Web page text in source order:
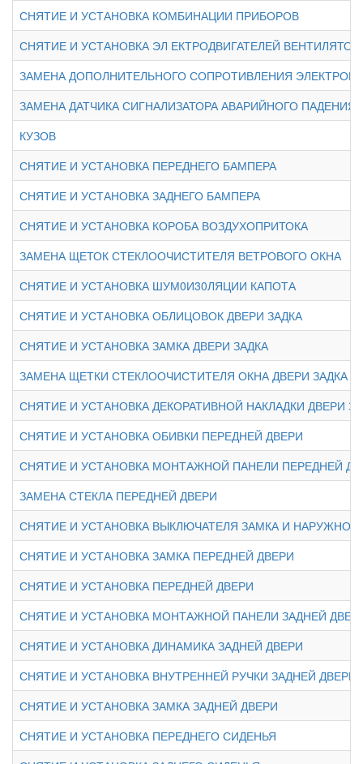
СНЯТИЕ И УСТАНОВКА КОМБИНАЦИИ ПРИБОРОВ
СНЯТИЕ И УСТАНОВКА ЭЛ ЕКТРОДВИГАТЕЛЕЙ
ЗАМЕНА ДОПОЛНИТЕЛЬНОГО СОПРОТИВЛЕНИЯ
ЗАМЕНА ДАТЧИКА СИГНАЛИЗАТОРА АВАРИЙНОГО ПАДЕНИЯ
КУЗОВ
СНЯТИЕ И УСТАНОВКА ПЕРЕДНЕГО БАМПЕРА
СНЯТИЕ И УСТАНОВКА ЗАДНЕГО БАМПЕРА
СНЯТИЕ И УСТАНОВКА КОРОБА ВОЗДУХОПРИТОКА
ЗАМЕНА ЩЕТОК СТЕКЛООЧИСТИТЕЛЯ ВЕТРОВОГО ОКНА
СНЯТИЕ И УСТАНОВКА ШУМ0И30ЛЯЦИИ КАПОТА
СНЯТИЕ И УСТАНОВКА ОБЛИЦОВОК ДВЕРИ ЗАДКА
СНЯТИЕ И УСТАНОВКА ЗАМКА ДВЕРИ ЗАДКА
ЗАМЕНА ЩЕТКИ СТЕКЛООЧИСТИТЕЛЯ ОКНА ДВЕРИ ЗАДКА
СНЯТИЕ И УСТАНОВКА ДЕКОРАТИВНОЙ НАКЛАДКИ ДВЕРИ
СНЯТИЕ И УСТАНОВКА ОБИВКИ ПЕРЕДНЕЙ ДВЕРИ
СНЯТИЕ И УСТАНОВКА МОНТАЖНОЙ ПАНЕЛИ ПЕРЕДНЕЙ
ЗАМЕНА СТЕКЛА ПЕРЕДНЕЙ ДВЕРИ
СНЯТИЕ И УСТАНОВКА ВЫКЛЮЧАТЕЛЯ ЗАМКА И НАРУЖНОЙ
СНЯТИЕ И УСТАНОВКА ЗАМКА ПЕРЕДНЕЙ ДВЕРИ
СНЯТИЕ И УСТАНОВКА ПЕРЕДНЕЙ ДВЕРИ
СНЯТИЕ И УСТАНОВКА МОНТАЖНОЙ ПАНЕЛИ ЗАДНЕЙ
СНЯТИЕ И УСТАНОВКА ДИНАМИКА ЗАДНЕЙ ДВЕРИ
СНЯТИЕ И УСТАНОВКА ВНУТРЕННЕЙ РУЧКИ ЗАДНЕЙ ДВЕРИ
СНЯТИЕ И УСТАНОВКА ЗАМКА ЗАДНЕЙ ДВЕРИ
СНЯТИЕ И УСТАНОВКА ПЕРЕДНЕГО СИДЕНЬЯ